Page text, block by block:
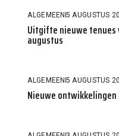
ALGEMEEN5 AUGUSTUS
Uitgifte nieuwe tenues
augustus
ALGEMEEN5 AUGUSTUS
Nieuwe